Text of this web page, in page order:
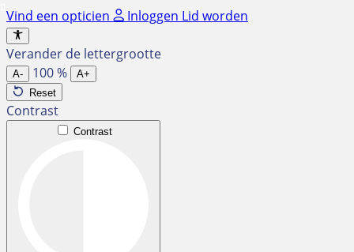
Ga
naar
de
inhoud
Vind een opticien Inloggen Lid worden
Verander de lettergrootte
A- 100%
A+
Reset
Contrast
Contrast